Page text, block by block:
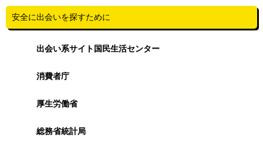
安全に出会いを探すために
出会い系サイト国民生活センター
消費者庁
厚生労働省
総務省統計局